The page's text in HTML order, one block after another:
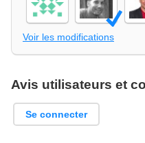
Voir les modifications
Avis utilisateurs et
Se connecter